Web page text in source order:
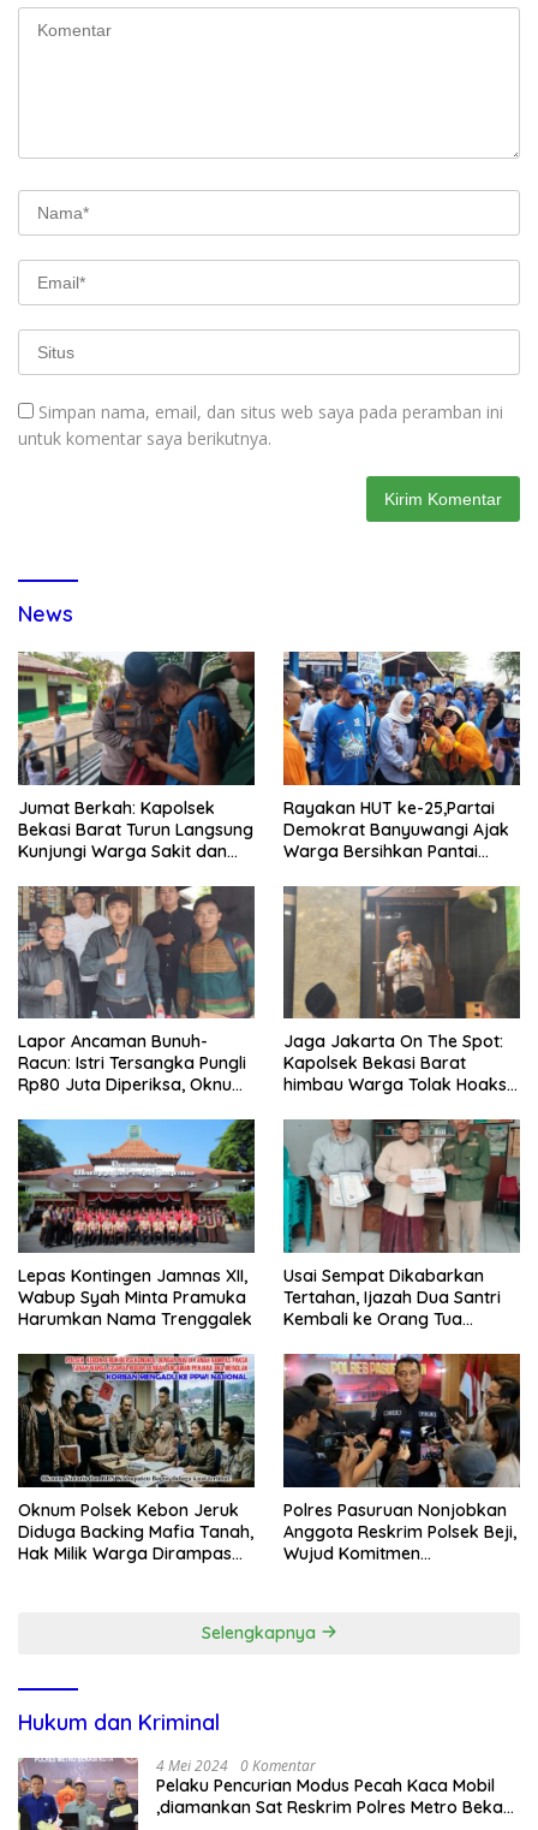
Simpan nama, email, dan situs web saya pada peramban ini
untuk komentar saya berikutnya.
News
Jumat Berkah: Kapolsek
Bekasi Barat Turun Langsung
Kunjungi Warga Sakit dan
Rayakan HUT ke-25,Partai
Demokrat Banyuwangi Ajak
Warga Bersihkan Pantai
Lapor Ancaman Bunuh-
Racun: Istri Tersangka Pungli
Rp80 Juta Diperiksa, Oknum
Disdagperin
Jaga Jakarta On The Spot:
Kapolsek Bekasi Barat
himbau Warga Tolak Hoaks
Sholat Jumat
Lepas Kontingen Jamnas XII,
Wabup Syah Minta Pramuka
Harumkan Nama Trenggalek
Usai Sempat Dikabarkan
Tertahan, Ijazah Dua Santri
Kembali ke Orang Tua
Oknum Polsek Kebon Jeruk
Diduga Backing Mafia Tanah,
Hak Milik Warga Dirampas
Polres Pasuruan Nonjobkan
Anggota Reskrim Polsek Beji,
Wujud Komitmen
Selengkapnya
Hukum dan Kriminal
4 Mei 2024 0 Komentar
Pelaku Pencurian Modus Pecah Kaca Mobil
,diamankan Sat Reskrim Polres Metro Bekasi